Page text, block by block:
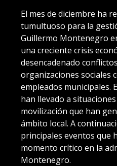
El mes de diciembre ha
tumultuoso para la
Guillermo Montenegro
una creciente crisis
desencadenado
organizaciones sociales
empleados municipales.
han llevado a
movilización que han
ámbito local. A
principales eventos que
momento crítico en la
Montenegro.